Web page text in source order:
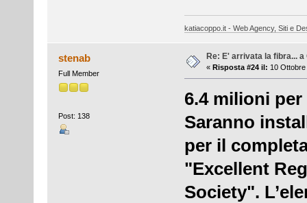
katiacoppo.it - Web Agency, Siti e
stenab
Full Member
Post: 138
Re: E' arrivata la fibra... a
« Risposta #24 il: 10
6.4 milioni
Saranno
per il
"Excellent
Society".